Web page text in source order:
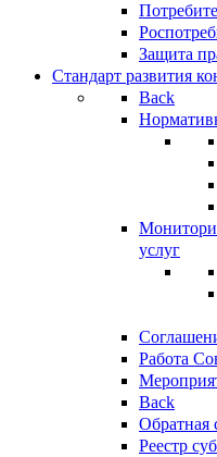
Защита
Стандарт развития
Back
услуг
Работа
Back
Обратная
Реестр